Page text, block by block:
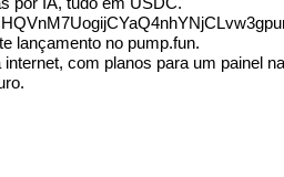
lançamento no pump.fun.
com planos para um painel na